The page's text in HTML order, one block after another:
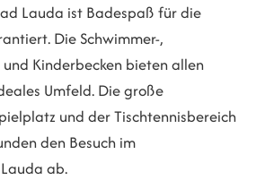
Lauda ist Badespaß für die
Die Schwimmer-,
Kinderbecken bieten allen
Umfeld. Die große
und der Tischtennisbereich
den Besuch im
ab.